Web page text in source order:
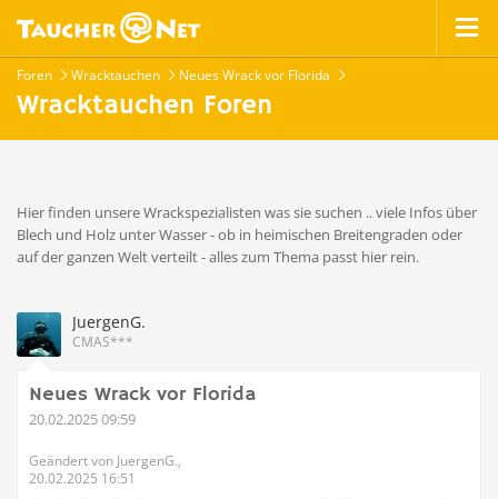
Foren Wracktauchen Neues Wrack vor Florida
Wracktauchen Foren
Hier finden unsere Wrackspezialisten was sie suchen .. viele Infos über
Blech und Holz unter Wasser - ob in heimischen Breitengraden oder
auf der ganzen Welt verteilt - alles zum Thema passt hier rein.
JuergenG.
CMAS***
Neues Wrack vor Florida
20.02.2025 09:59
Geändert von JuergenG.,
20.02.2025 16:51